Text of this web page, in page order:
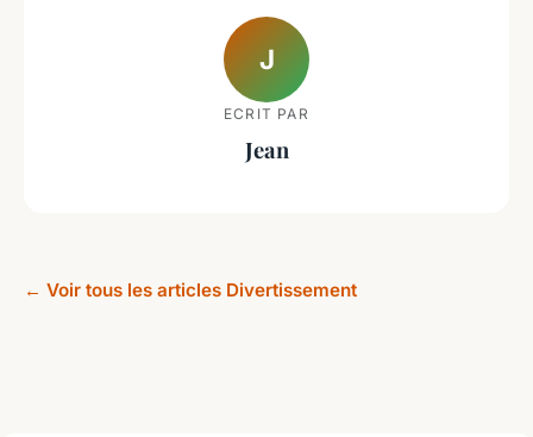
J
ECRIT PAR
Jean
← Voir tous les articles Divertissement